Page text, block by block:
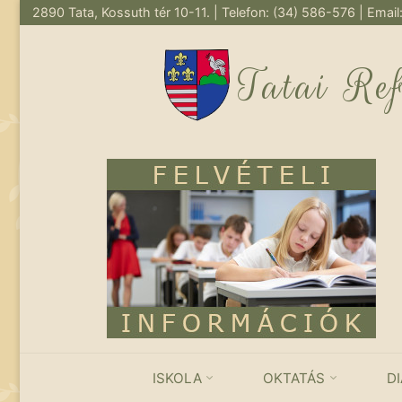
2890 Tata, Kossuth tér 10-11. | Telefon: (34) 586-576 | Email:
Tatai
ISKOLA OKTATÁS